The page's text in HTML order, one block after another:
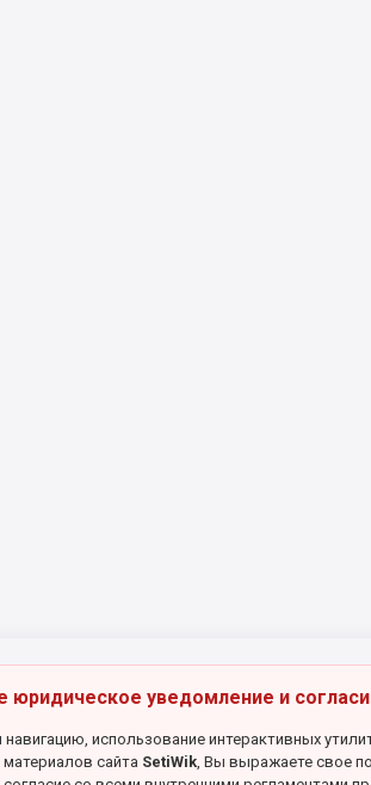
юридическое уведомление и
использование интерактивных
сайта SetiWik, Вы выражаете свое